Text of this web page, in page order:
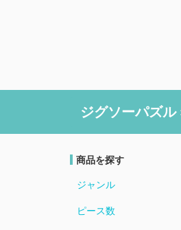
ジグソーパズル
商品を探す
ジャンル
ピース数